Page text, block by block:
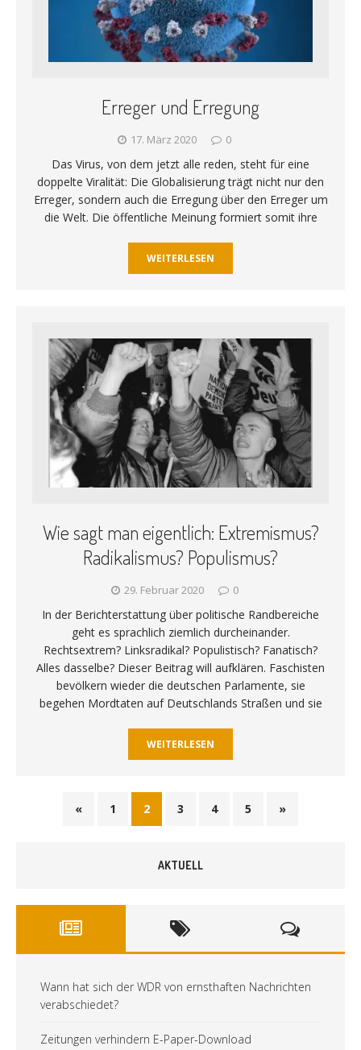
Erreger und Erregung
17. März 2020 0
Das Virus, von dem jetzt alle reden, steht für eine
doppelte Viralität: Die Globalisierung trägt nicht nur den
Erreger, sondern auch die Erregung über den Erreger um
die Welt. Die öffentliche Meinung formiert somit ihre
WEITERLESEN
Wie sagt man eigentlich: Extremismus?
Radikalismus? Populismus?
29. Februar 2020 0
In der Berichterstattung über politische Randbereiche
geht es sprachlich ziemlich durcheinander.
Rechtsextrem? Linksradikal? Populistisch? Fanatisch?
Alles dasselbe? Dieser Beitrag will aufklären. Faschisten
bevölkern wieder die deutschen Parlamente, sie
begehen Mordtaten auf Deutschlands Straßen und sie
WEITERLESEN
« 1 2 3 4 5 »
AKTUELL
Wann hat sich der WDR von ernsthaften Nachrichten
verabschiedet?
Zeitungen verhindern E-Paper-Download